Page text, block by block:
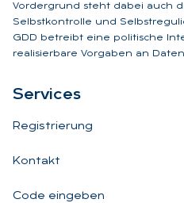
Vordergrund steht dabei auch
Selbstkontrolle und
GDD betreibt eine politische
realisierbare Vorgaben an
Ser­vices
Registrierung
Kontakt
Code eingeben